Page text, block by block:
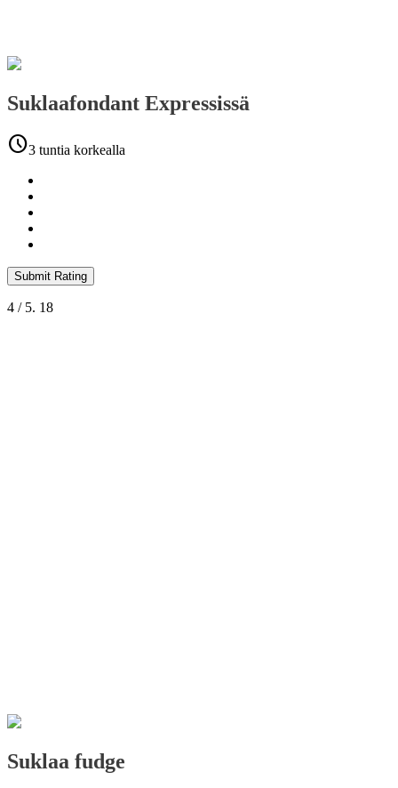
Suklaafondant Expressissä
schedule3 tuntia korkealla
Submit Rating
4 / 5. 18
Suklaa fudge